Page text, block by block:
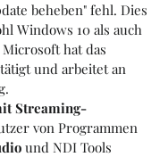
beheben" fehl. Dies
Windows 10 als auch
hat das
und arbeitet an
Streaming-
von Programmen
und NDI Tools